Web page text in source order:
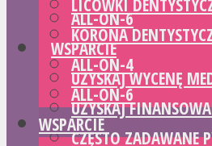
ALL-ON-6
WSPARCIE
UZYSKAJ WYCENĘ
UZYSKAJ
CZĘSTO ZADAWANE
LICÓWKI
KORONA
ALL-ON-4
ALL-ON-6
WSPARCIE